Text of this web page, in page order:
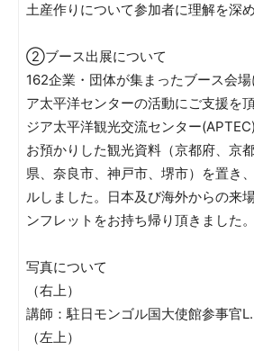
土産作りについて参加者に理解を深
②ブース出展について
162企業・団体が集まったブース会
ア太平洋センターの活動にご支援を
ジア太平洋観光交流センター
お預かりした観光資料（京都府、京
県、奈良市、神戸市、堺市）を置き
ルしました。日本及び海外からの来
ンフレットをお持ち帰り頂きました。
写真について
（右上）
講師：駐日モンゴル国大使館参事官
（左上）